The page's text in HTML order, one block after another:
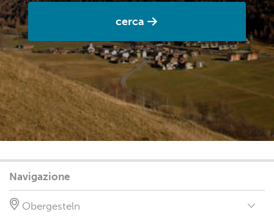
cerca
Navigazione
Obergesteln